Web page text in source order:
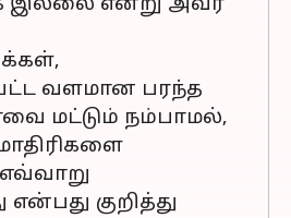
வளமான பரந்த
மட்டும் நம்பாமல்,
என்பது குறித்து